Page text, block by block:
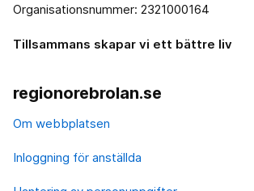
Organisationsnummer: 2321000164
Tillsammans skapar vi ett bättre liv
regionorebrolan.se
Om webbplatsen
Inloggning för anställda